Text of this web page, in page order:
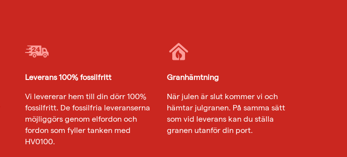
Leverans 100% fossilfritt
Vi levererar hem till din dörr 100%
fossilfritt. De fossilfria leveranserna
möjliggörs genom elfordon och
fordon som fyller tanken med
HV0100.
Granhämtning
När julen är slut kommer vi och
hämtar julgranen. På samma sätt
som vid leverans kan du ställa
granen utanför din port.